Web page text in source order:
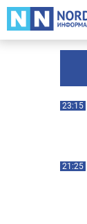
23:15
21:25